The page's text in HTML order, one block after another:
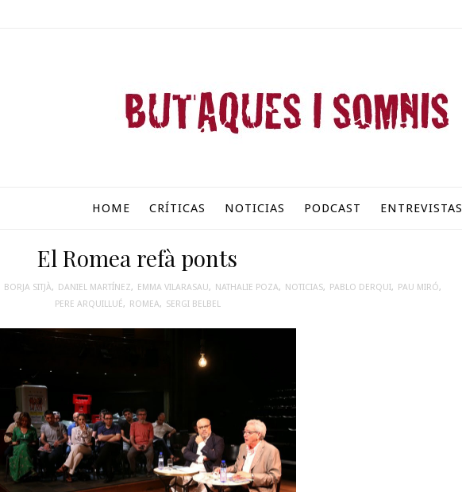
HOME CRÍTICAS NOTICIAS PODCAST ENTREVISTAS
El Romea refà ponts
BORJA SITJÀ, DANIEL MARTÍNEZ, EMMA VILARASAU, NATHALIE POZA, NOTICIAS, PABLO DERQUI, PAU MIRÓ,
PERE ARQUILLUÉ, ROMEA, SERGI BELBEL